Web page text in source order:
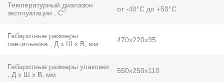
Температурный диапазон
эксплуатации , С°
от -40°С до +50°С
Габаритные размеры
светильника , Д х Ш х В, мм
470х220х95
Габаритные размеры упаковки
, Д х Ш х В, мм
550х250х110